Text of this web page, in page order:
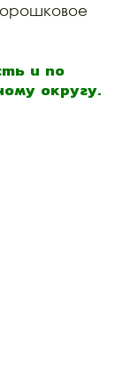
и по
округу.